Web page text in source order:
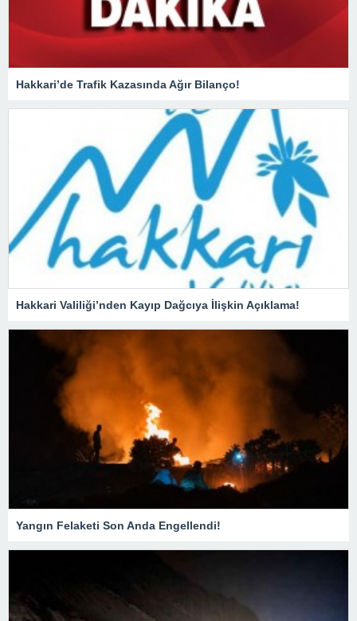
Hakkari’de Trafik Kazasında Ağır Bilanço!
Hakkari Valiliği’nden Kayıp Dağcıya İlişkin Açıklama!
Yangın Felaketi Son Anda Engellendi!